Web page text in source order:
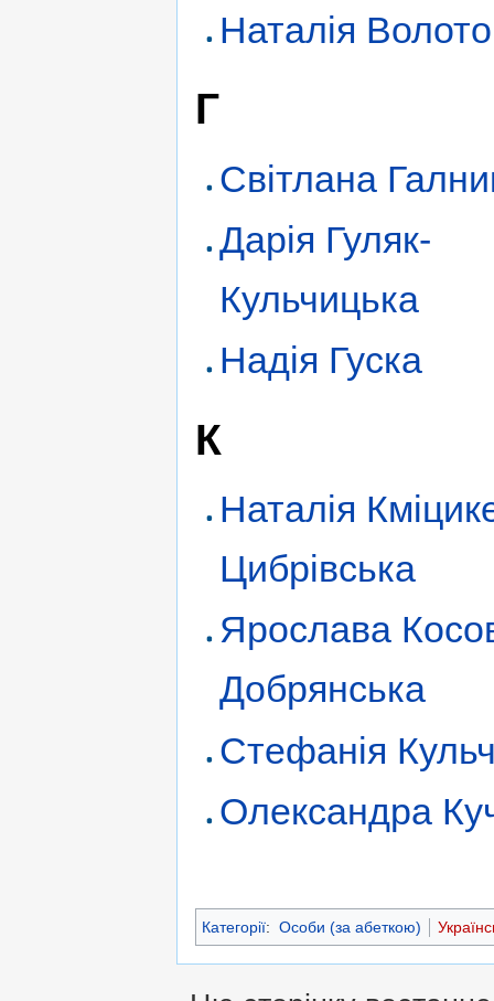
Наталія
Г
Світлана
Дарія Гуляк-
Кульчицька
Надія Гуска
К
Наталія
Цибрівська
Ярослава
Добрянська
Стефанія
Олександра
Категорії: Особи (за абеткою)